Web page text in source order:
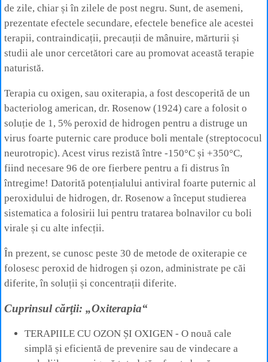
de zile, chiar și în zilele de post negru. Sunt, de asemeni,
prezentate efectele secundare, efectele benefice ale acestei
terapii, contraindicații, precauții de mânuire, mărturii și
studii ale unor cercetători care au promovat această terapie
naturistă.
Terapia cu oxigen, sau oxiterapia, a fost descoperită de un
bacteriolog american, dr. Rosenow (1924) care a folosit o
soluție de 1, 5% peroxid de hidrogen pentru a distruge un
virus foarte puternic care produce boli mentale (streptococul
neurotropic). Acest virus rezistă între -150°C și +350°C,
fiind necesare 96 de ore fierbere pentru a fi distrus în
întregime! Datorită potențialului antiviral foarte puternic al
peroxidului de hidrogen, dr. Rosenow a început studierea
sistematica a folosirii lui pentru tratarea bolnavilor cu boli
virale și cu alte infecții.
În prezent, se cunosc peste 30 de metode de oxiterapie ce
folosesc peroxid de hidrogen și ozon, administrate pe căi
diferite, în soluții și concentrații diferite.
Cuprinsul cărţii: „Oxiterapia“
TERAPIILE CU OZON ȘI OXIGEN - O nouă cale
simplă și eficientă de prevenire sau de vindecare a